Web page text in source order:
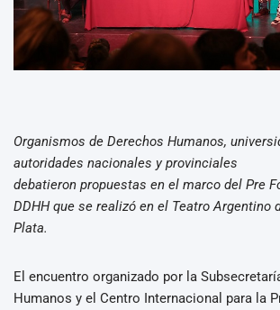
Organismos de Derechos Humanos,
autoridades nacionales y provinciales
debatieron propuestas en el marco del Pre
DDHH que se realizó en el Teatro Argentino
Plata.
El encuentro organizado por la
Humanos y el Centro Internacional para la